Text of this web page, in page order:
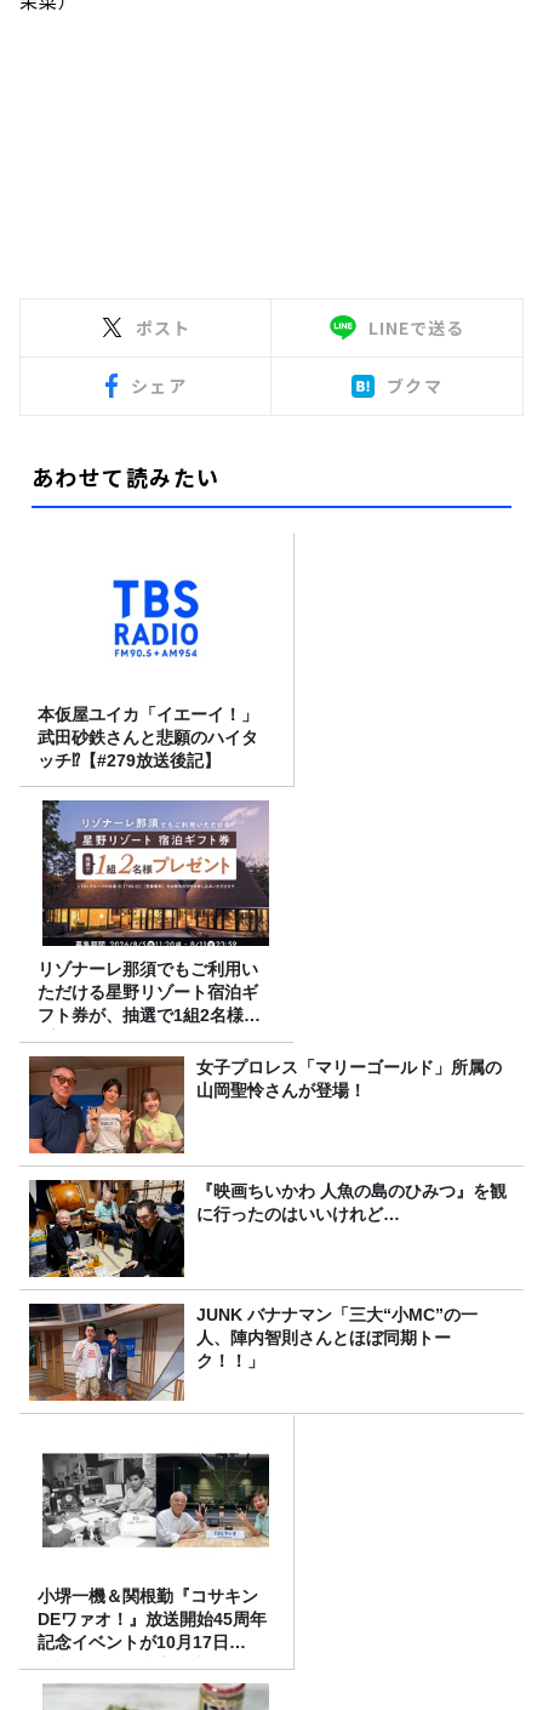
ポスト LINEで送る
シェア ブクマ
あわせて読みたい
本仮屋ユイカ「イエーイ！」
武田砂鉄さんと悲願のハイタ
ッチ⁉【#279放送後記】
リゾナーレ那須でもご利用い
ただける星野リゾート宿泊ギ
フト券が、抽選で1組2名様に
プレゼント！
女子プロレス「マリーゴールド」所属の
山岡聖怜さんが登場！
『映画ちいかわ 人魚の島のひみつ』を観
に行ったのはいいけれど…
JUNK バナナマン「三大“小MC”の一
人、陣内智則さんとほぼ同期トー
ク！！」
小堺一機＆関根勤『コサキン
DEワァオ！』放送開始45周年
記念イベントが10月17日
（土）に開催決定！本日より
FC先行受付スタート！